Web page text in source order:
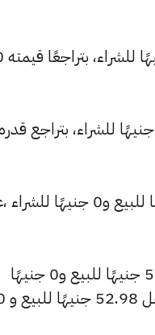
وانخفض
كما تراجع سعر الأونصة بالجنيه ليسجل 254160 جنيهًا للبيع و251670 جنيهًا للشراء، بتراجع
كما شهد سعر الأونصة بالدولار تراجعًا بقيمة 0 جنيهًا ليبلغ 4795.93 جنيهًا للبيع
كما شهد سعر دولار الصاغة انخفاضًا بالسوق المصري الآن، حيث بلغ 52.99 جنيهًا للبيع و0 جنيهًا
للشراء، منخفضًا بمقدار 0